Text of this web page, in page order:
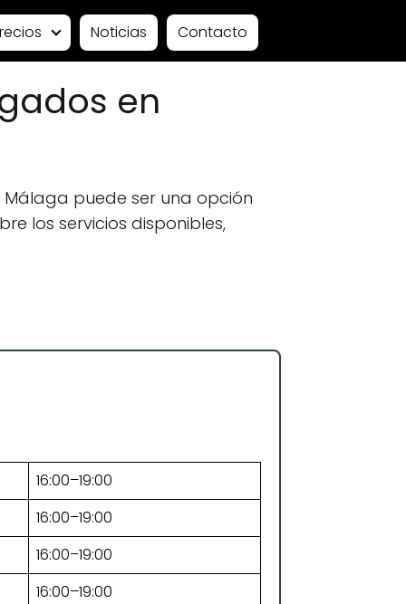
Noticias Contacto
en
puede ser una opción
los servicios disponibles,
16:00–19:00
16:00–19:00
16:00–19:00
16:00–19:00